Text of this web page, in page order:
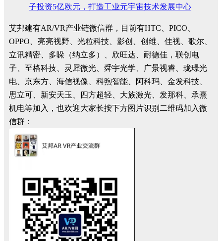
子投资5亿欧元，打造工业元宇宙技术发展中心
艾邦建有AR/VR产业链微信群，目前有HTC、PICO、
OPPO、亮亮视野、光粒科技、影创、创维、佳视、歌尔、
立讯精密、多哚（纳立多）、欣旺达、耐德佳，联创电
子、至格科技、灵犀微光、舜宇光学、广景视睿、珑璟光
电、京东方、海信视像、科煦智能、阿科玛、金发科技、
思立可、新安天玉、四方超轻、大族激光、发那科、承熹
机电等加入，也欢迎大家长按下方图片识别二维码加入微
信群：